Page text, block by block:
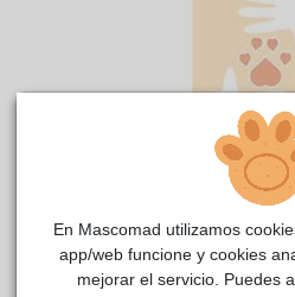
NOLIAreside actualmente en el
En Mascomad utilizamos
app/web funcione y cookies
mejorar el servicio. Puedes